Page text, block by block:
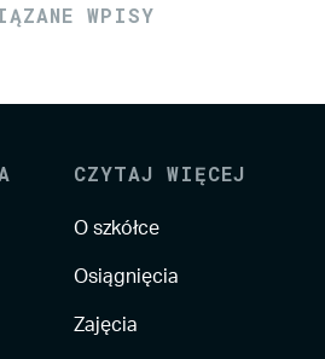
WPISY
CZYTAJ WIĘCEJ
O szkółce
Osiągnięcia
Zajęcia